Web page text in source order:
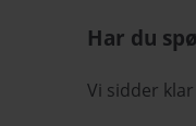
Har du
Vi sidder